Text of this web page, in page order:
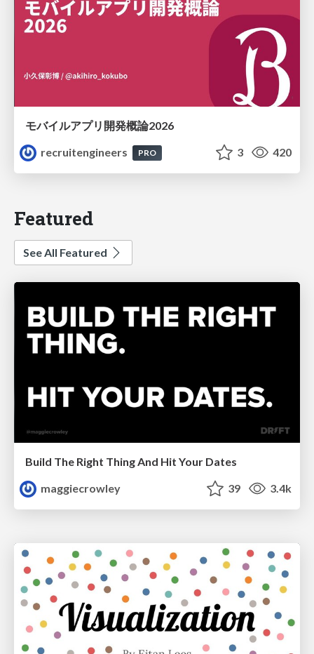
モバイルアプリ開発概論2026
recruitengineers
PRO 3 420
Featured
See All Featured
Build The Right Thing And Hit Your Dates
maggiecrowley
39 3.4k